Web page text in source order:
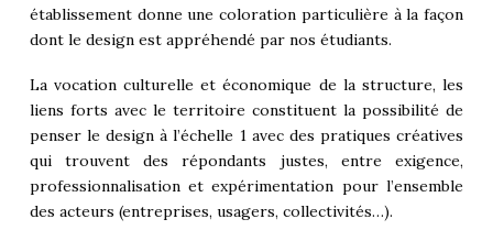
établissement donne une coloration particulière à la façon
dont le design est appréhendé par nos étudiants.
La vocation culturelle et économique de la structure, les
liens forts avec le territoire constituent la possibilité de
penser le design à l’échelle 1 avec des pratiques créatives
qui trouvent des répondants justes, entre exigence,
professionnalisation et expérimentation pour l’ensemble
des acteurs (entreprises, usagers, collectivités…).